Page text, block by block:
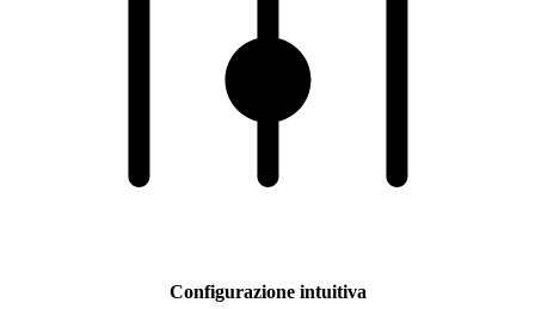
Configurazione intuitiva